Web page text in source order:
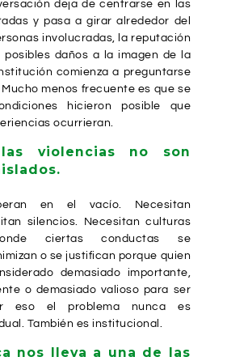
deja de centrarse en las
y pasa a girar alrededor del
involucradas, la reputación
daños a la imagen de la
comienza a preguntarse
menos frecuente es que se
hicieron posible que
ocurrieran.
violencias no son
en el vacío. Necesitan
silencios. Necesitan culturas
ciertas conductas se
o se justifican porque quien
demasiado importante,
o demasiado valioso para ser
eso el problema nunca es
También es institucional.
nos lleva a una de las